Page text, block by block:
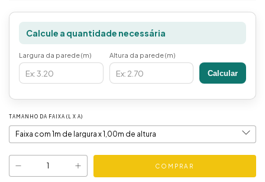
Calcule a quantidade necessária
Largura da parede (m) Altura da parede (m)
Calcular
TAMANHO DA FAIXA (L X A)